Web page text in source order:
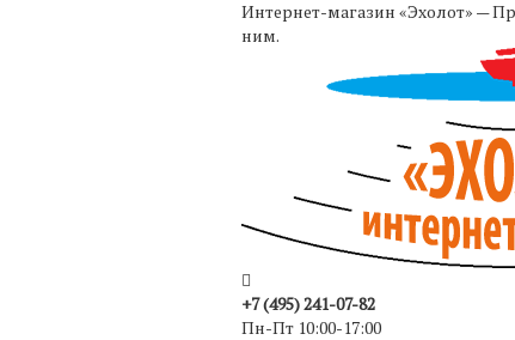
Интернет-магазин «Эхолот» —
ним.
+7 (495) 241-07-82
Пн-Пт 10:00-17:00